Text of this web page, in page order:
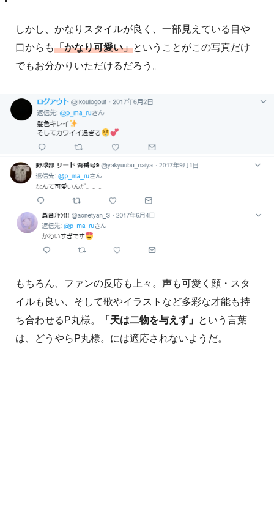
しかし、かなりスタイルが良く、一部見えている目や
口からも「かなり可愛い」ということがこの写真だけ
でもお分かりいただけるだろう。
もちろん、ファンの反応も上々。声も可愛く顔・スタ
イルも良い、そして歌やイラストなど多彩な才能も持
ち合わせるP丸様。
「天は二物を与えず」 という言葉
は、どうやらP丸様。には適応されないようだ。